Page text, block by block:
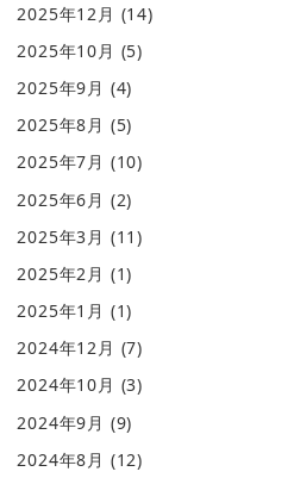
2025年12月 (14)
2025年10月 (5)
2025年9月 (4)
2025年8月 (5)
2025年7月 (10)
2025年6月 (2)
2025年3月 (11)
2025年2月 (1)
2025年1月 (1)
2024年12月 (7)
2024年10月 (3)
2024年9月 (9)
2024年8月 (12)